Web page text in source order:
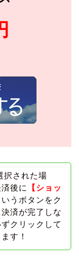
択された場
後に
【ショッ
いうボタンをク
済が完了しな
クリックして
す！